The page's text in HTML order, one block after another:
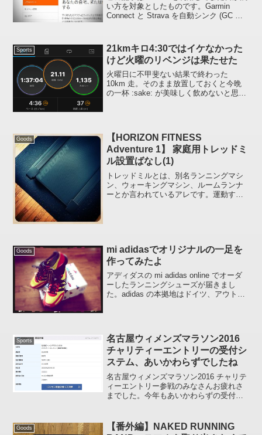
い方を対象としたものです。Garmin
Connect と Strava を自動シンク (GC の
って 3 ...
Sports
21kmキロ4:30ではイケなかった
けど火曜のリベンジは果たせた
火曜日に不甲斐ない結果で終わった
10km 走。そのまま放置しておくと今晩
の一杯 :sake: が美味しく飲めないと思っ
Goods
【HORIZON FITNESS
Adventure 1】 家庭用トレッドミ
ル設置ばなし(1)
トレッドミルとは、別名ランニングマシ
ン、ウォーキングマシン、ルームランナ
ーとか言われているアレです。運動する
Goods
mi adidasでオリジナルの一足を
作ってみたよ
アディダスの mi adidas online でオーダ
ーしたランニングシューズが届きまし
た。adidas の本拠地はドイツ、アウト・
Sports
名古屋ウィメンズマラソン2016
チャリティーエントリーの受付シ
ステム、あいかわらずでしたね
名古屋ウィメンズマラソン2016 チャリテ
ィーエントリー参戦のみなさんお疲れさ
までした。今年もあいかわらずの受付シ
てきて「自力でエントリーする!!」と言...
Goods
【番外編】NAKED RUNNING